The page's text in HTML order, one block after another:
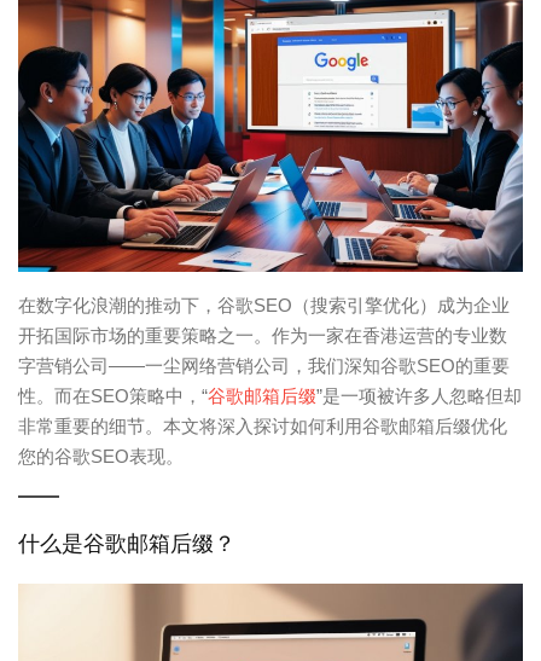
在数字化浪潮的推动下，谷歌SEO（搜索引擎优化）成为企业
开拓国际市场的重要策略之一。作为一家在香港运营的专业数
字营销公司——一尘网络营销公司，我们深知谷歌SEO的重要
性。而在SEO策略中，“谷歌邮箱后缀”是一项被许多人忽略但却
非常重要的细节。本文将深入探讨如何利用谷歌邮箱后缀优化
您的谷歌SEO表现。
什么是谷歌邮箱后缀？